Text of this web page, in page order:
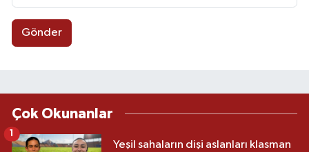
Gönder
Çok Okunanlar
Yeşil sahaların dişi aslanları klasman
1